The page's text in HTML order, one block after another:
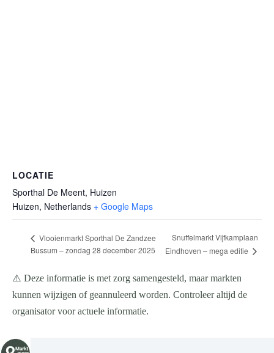
LOCATIE
Sporthal De Meent, Huizen
Huizen, Netherlands + Google Maps
Vlooienmarkt Sporthal De Zandzee
Bussum – zondag 28 december 2025
Snuffelmarkt Vijfkamplaan
Eindhoven – mega editie
⚠️ Deze informatie is met zorg samengesteld, maar markten
kunnen wijzigen of geannuleerd worden. Controleer altijd de
organisator voor actuele informatie.